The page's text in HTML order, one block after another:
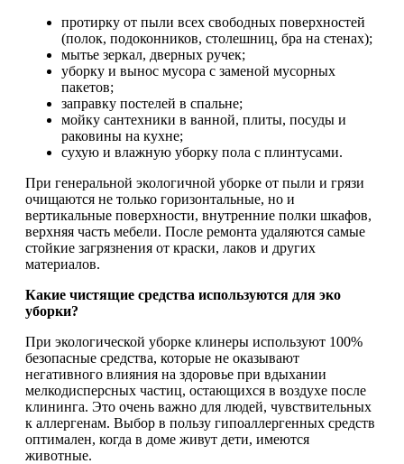
протирку от пыли всех свободных поверхностей
(полок, подоконников, столешниц, бра на стенах);
мытье зеркал, дверных ручек;
уборку и вынос мусора с заменой мусорных
пакетов;
заправку постелей в спальне;
мойку сантехники в ванной, плиты, посуды и
раковины на кухне;
сухую и влажную уборку пола с плинтусами.
При генеральной экологичной уборке от пыли и грязи
очищаются не только горизонтальные, но и
вертикальные поверхности, внутренние полки шкафов,
верхняя часть мебели. После ремонта удаляются самые
стойкие загрязнения от краски, лаков и других
материалов.
Какие чистящие средства используются для эко
уборки?
При экологической уборке клинеры используют 100%
безопасные средства, которые не оказывают
негативного влияния на здоровье при вдыхании
мелкодисперсных частиц, остающихся в воздухе после
клининга. Это очень важно для людей, чувствительных
к аллергенам. Выбор в пользу гипоаллергенных средств
оптимален, когда в доме живут дети, имеются
животные.